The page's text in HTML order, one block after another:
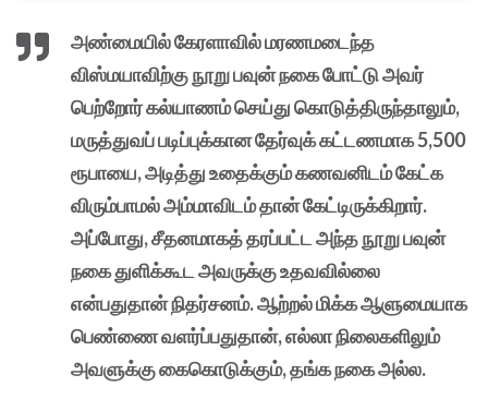
அண்மையில் கேரளாவில் மரணமடைந்த
விஸ்மயாவிற்கு நூறு பவுன் நகை போட்டு அவர்
பெற்றோர் கல்யாணம் செய்து கொடுத்திருந்தாலும்,
மருத்துவப் படிப்புக்கான தேர்வுக் கட்டணமாக 5,500
ரூபாயை, அடித்து உதைக்கும் கணவனிடம் கேட்க
விரும்பாமல் அம்மாவிடம் தான் கேட்டிருக்கிறார்.
அப்போது, சீதனமாகத் தரப்பட்ட அந்த நூறு பவுன்
நகை துளிக்கூட அவருக்கு உதவவில்லை
என்பதுதான் நிதர்சனம். ஆற்றல் மிக்க ஆளுமையாக
பெண்ணை வளர்ப்பதுதான், எல்லா நிலைகளிலும்
அவளுக்கு கைகொடுக்கும், தங்க நகை அல்ல.